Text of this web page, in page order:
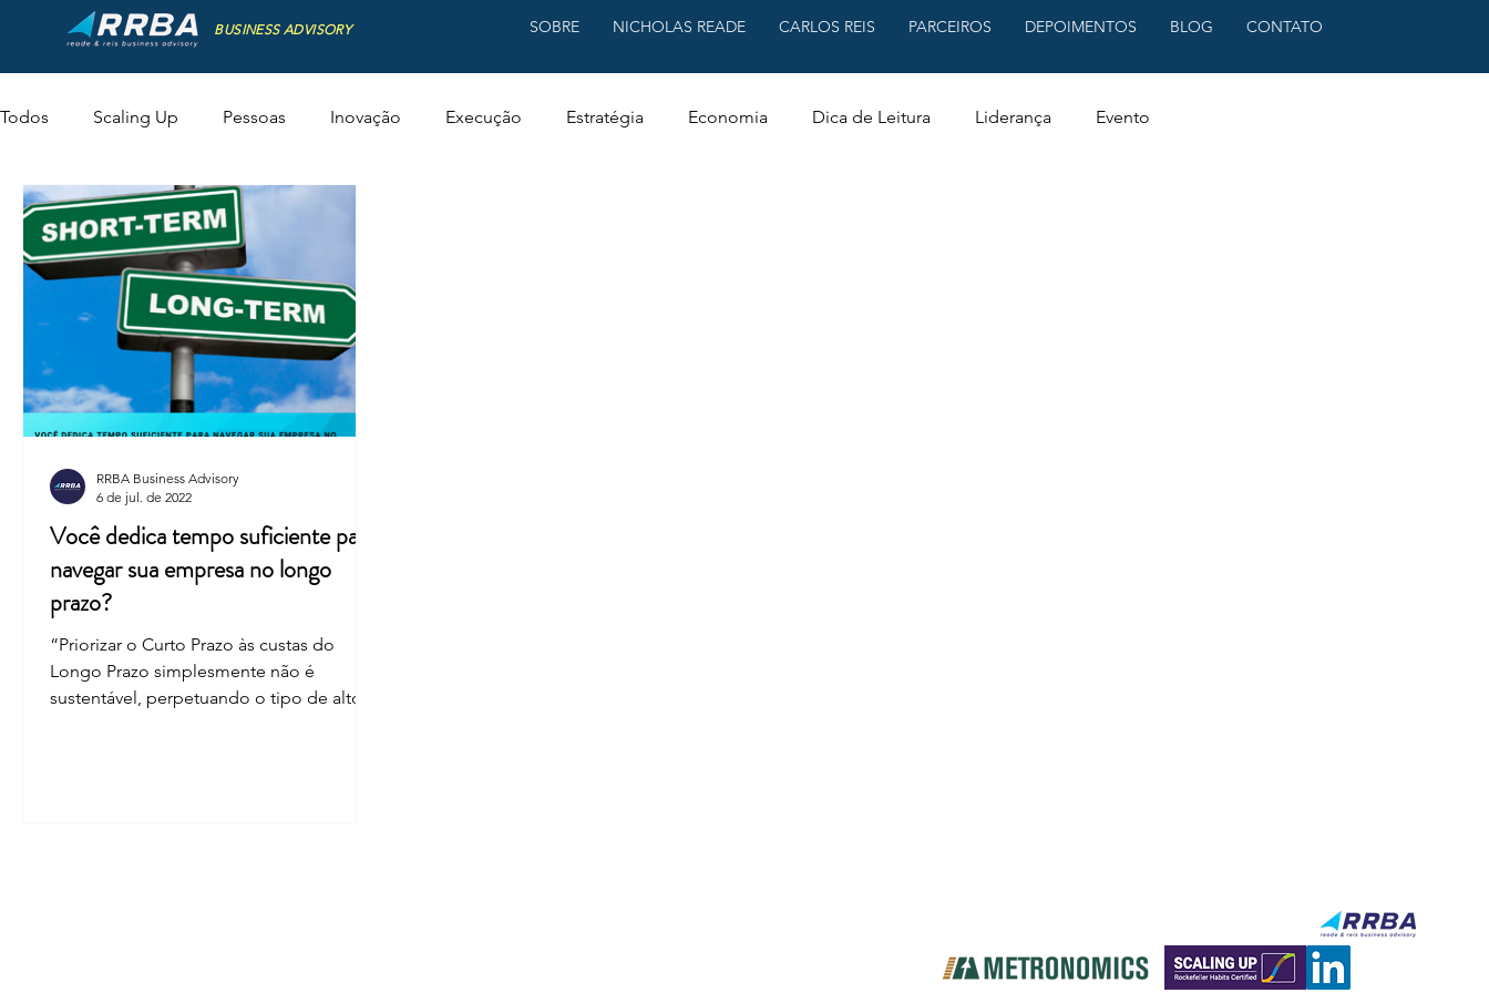
BUSINESS ADVISORY SOBRE NICHOLAS READE CARLOS REIS PARCEIROS DEPOIMENTOS BLOG CONTATO
Todos Scaling Up Pessoas Inovação Execução Estratégia Economia Dica de Leitura Liderança Evento
Você dedica tempo suficiente para
navegar sua empresa no longo
prazo?
“Priorizar o Curto Prazo às custas do
Longo Prazo simplesmente não é
sustentável, perpetuando o tipo de altos
RRBA Business Advisory
6 de jul. de 2022